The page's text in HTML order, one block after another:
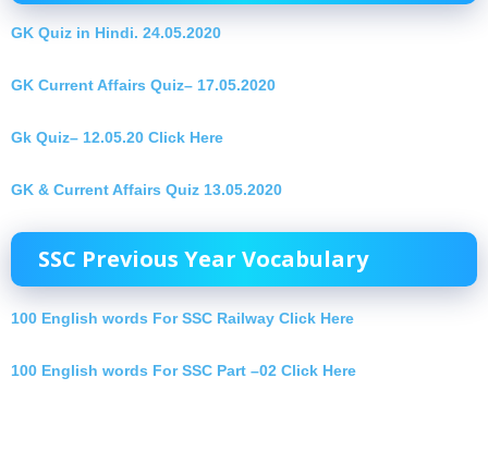
GK Quiz in Hindi. 24.05.2020
GK Current Affairs Quiz– 17.05.2020
Gk Quiz– 12.05.20 Click Here
GK & Current Affairs Quiz 13.05.2020
SSC Previous Year Vocabulary
100 English words For SSC Railway Click Here
100 English words For SSC Part –02 Click Here